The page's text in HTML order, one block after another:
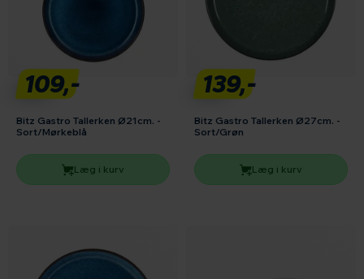
109,-
Bitz Gastro Tallerken Ø21cm. -
Sort/Mørkeblå
Læg i kurv
139,-
Bitz Gastro Tallerken Ø27cm. -
Sort/Grøn
Læg i kurv